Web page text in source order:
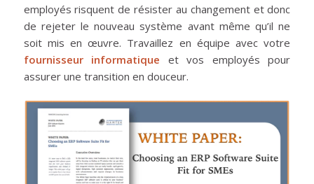
employés risquent de résister au changement et donc
de rejeter le nouveau système avant même qu’il ne
soit mis en œuvre. Travaillez en équipe avec votre
fournisseur informatique et vos employés pour
assurer une transition en douceur.